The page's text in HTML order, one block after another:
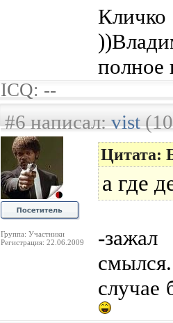
полное
ICQ: --
#6 написал:vist
Группа: Участники
Регистрация: 22.06.2009
Цитата:
а где
-
случае